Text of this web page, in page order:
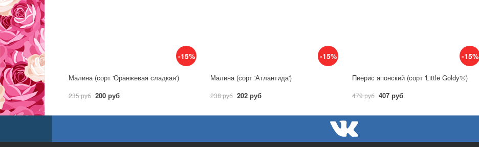
-15%
Малина (сорт 'Оранжевая сладкая')
235 руб 200 руб
-15%
Малина (сорт 'Атлантида')
238 руб 202 руб
-15%
Пиерис японский (сорт 'Little Goldy'®)
479 руб 407 руб